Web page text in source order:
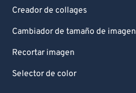
Creador de collages
Cambiador de tamaño de imagen
Recortar imagen
Selector de color